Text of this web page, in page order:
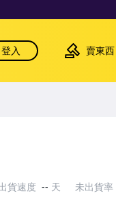
登入 賣東西
貨速度 -- 天 未出貨率